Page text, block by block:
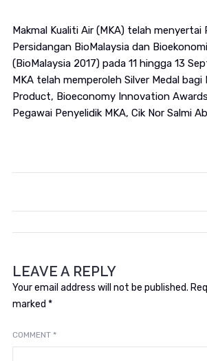
Makmal Kualiti Air (MKA) telah menyertai
Persidangan BioMalaysia dan
(BioMalaysia 2017) pada 11 hingga 13
MKA telah memperoleh Silver Medal
Product, Bioeconomy Innovation
Pegawai Penyelidik MKA, Cik Nor Salmi
LEAVE A REPLY
Your email address will not be published.
marked *
COMMENT *